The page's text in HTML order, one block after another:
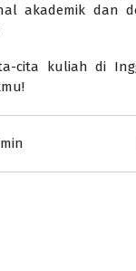
akademik dan
cita kuliah di